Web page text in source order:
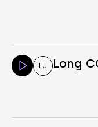
LU Long